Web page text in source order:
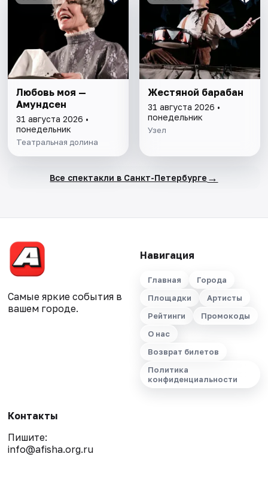
Любовь моя —
Амундсен
31 августа 2026 •
понедельник
Театральная долина
Жестяной барабан
31 августа 2026 •
понедельник
Узел
Все спектакли в Санкт-Петербурге →
Самые яркие события в
вашем городе.
Навигация
Главная
Города
Площадки
Артисты
Рейтинги
Промокоды
О нас
Возврат билетов
Политика
конфиденциальности
Контакты
Пишите:
info@afisha.org.ru